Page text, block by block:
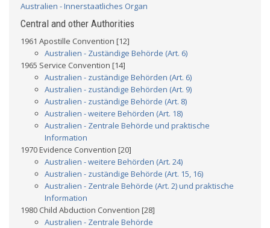
Australien - Innerstaatliches Organ
Central and other Authorities
1961 Apostille Convention [12]
Australien - Zuständige Behörde (Art. 6)
1965 Service Convention [14]
Australien - zuständige Behörden (Art. 6)
Australien - zuständige Behörden (Art. 9)
Australien - zuständige Behörde (Art. 8)
Australien - weitere Behörden (Art. 18)
Australien - Zentrale Behörde und praktische
Information
1970 Evidence Convention [20]
Australien - weitere Behörden (Art. 24)
Australien - zuständige Behörde (Art. 15, 16)
Australien - Zentrale Behörde (Art. 2) und praktische
Information
1980 Child Abduction Convention [28]
Australien - Zentrale Behörde